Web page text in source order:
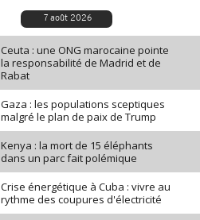
7 août 2026
Ceuta : une ONG marocaine pointe
la responsabilité de Madrid et de
Rabat
Gaza : les populations sceptiques
malgré le plan de paix de Trump
Kenya : la mort de 15 éléphants
dans un parc fait polémique
Crise énergétique à Cuba : vivre au
rythme des coupures d'électricité